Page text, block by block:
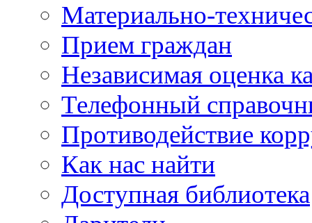
Материально-
Прием граждан
Независимая оценка
Телефонный
Противодействие
Как нас найти
Доступная библиотека